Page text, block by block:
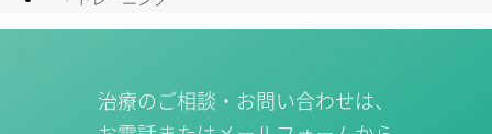
治療のご相談・お問い合わせは、